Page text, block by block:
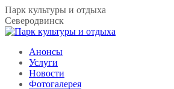
Перейти
к
содержанию
Парк культуры и отдыха
Северодвинск
Анонсы
Услуги
Новости
Фотогалерея